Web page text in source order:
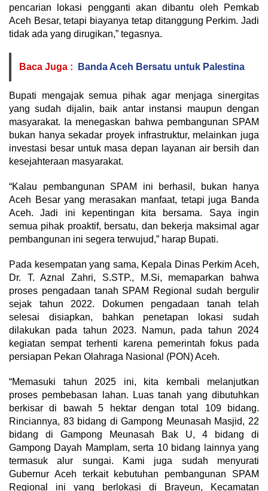
pencarian lokasi pengganti akan dibantu oleh Pemkab
Aceh Besar, tetapi biayanya tetap ditanggung Perkim. Jadi
tidak ada yang dirugikan,” tegasnya.
Baca Juga : Banda Aceh Bersatu untuk Palestina
Bupati mengajak semua pihak agar menjaga sinergitas
yang sudah dijalin, baik antar instansi maupun dengan
masyarakat. Ia menegaskan bahwa pembangunan SPAM
bukan hanya sekadar proyek infrastruktur, melainkan juga
investasi besar untuk masa depan layanan air bersih dan
kesejahteraan masyarakat.
“Kalau pembangunan SPAM ini berhasil, bukan hanya
Aceh Besar yang merasakan manfaat, tetapi juga Banda
Aceh. Jadi ini kepentingan kita bersama. Saya ingin
semua pihak proaktif, bersatu, dan bekerja maksimal agar
pembangunan ini segera terwujud,” harap Bupati.
Pada kesempatan yang sama, Kepala Dinas Perkim Aceh,
Dr. T. Aznal Zahri, S.STP., M.Si, memaparkan bahwa
proses pengadaan tanah SPAM Regional sudah bergulir
sejak tahun 2022. Dokumen pengadaan tanah telah
selesai disiapkan, bahkan penetapan lokasi sudah
dilakukan pada tahun 2023. Namun, pada tahun 2024
kegiatan sempat terhenti karena pemerintah fokus pada
persiapan Pekan Olahraga Nasional (PON) Aceh.
“Memasuki tahun 2025 ini, kita kembali melanjutkan
proses pembebasan lahan. Luas tanah yang dibutuhkan
berkisar di bawah 5 hektar dengan total 109 bidang.
Rinciannya, 83 bidang di Gampong Meunasah Masjid, 22
bidang di Gampong Meunasah Bak U, 4 bidang di
Gampong Dayah Mamplam, serta 10 bidang lainnya yang
termasuk alur sungai. Kami juga sudah menyurati
Gubernur Aceh terkait kebutuhan pembangunan SPAM
Regional ini yang berlokasi di Brayeun, Kecamatan